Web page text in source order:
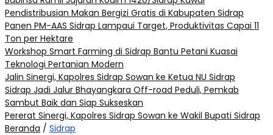
Pendistribusian Makan Bergizi Gratis di Kabupaten Sidrap
Panen PM-AAS Sidrap Lampaui Target, Produktivitas Capai 11
Ton per Hektare
Workshop Smart Farming di Sidrap Bantu Petani Kuasai
Teknologi Pertanian Modern
Jalin Sinergi, Kapolres Sidrap Sowan ke Ketua NU Sidrap
Sidrap Jadi Jalur Bhayangkara Off-road Peduli, Pemkab
Sambut Baik dan Siap Sukseskan
Pererat Sinergi, Kapolres Sidrap Sowan ke Wakil Bupati Sidrap
Beranda / Sidrap